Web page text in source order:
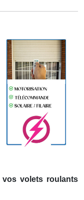
vos volets roulants